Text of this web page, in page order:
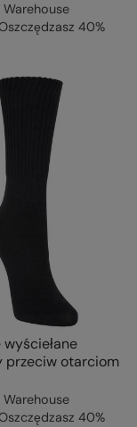
40%
przeciw otarciom
40%